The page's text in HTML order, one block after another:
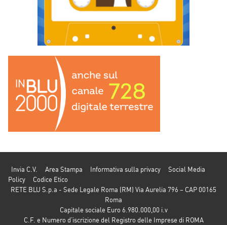
Invia C.V. Area Stampa Informativa sulla privacy
Social Media
Policy
Codice Etico
RETE BLU S.p.a - Sede Legale Roma (RM) Via Aurelia 796 – CAP 00165
Roma
Capitale sociale Euro 6.980.000,00 i.v
C.F. e Numero d’iscrizione del Registro delle Imprese di ROMA